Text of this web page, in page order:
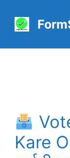
content
Kare